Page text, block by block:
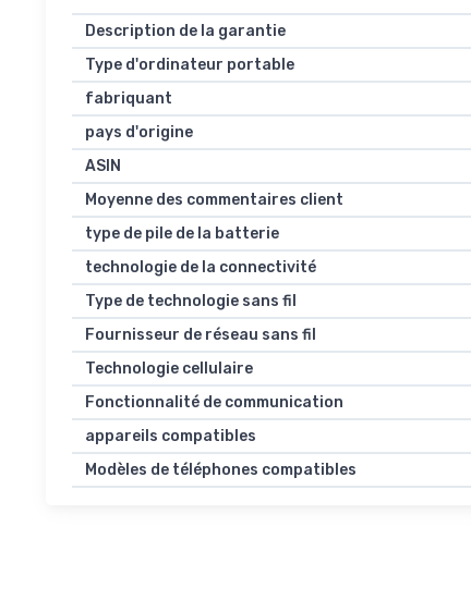
Description de la garantie
Type d'ordinateur portable
fabriquant
pays d'origine
ASIN
Moyenne des commentaires client
type de pile de la batterie
technologie de la connectivité
Type de technologie sans fil
Fournisseur de réseau sans fil
Technologie cellulaire
Fonctionnalité de communication
appareils compatibles
Modèles de téléphones compatibles